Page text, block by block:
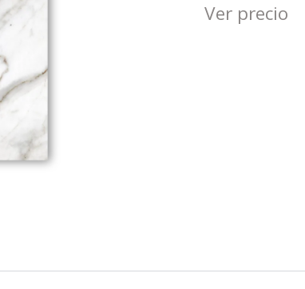
Ver precio